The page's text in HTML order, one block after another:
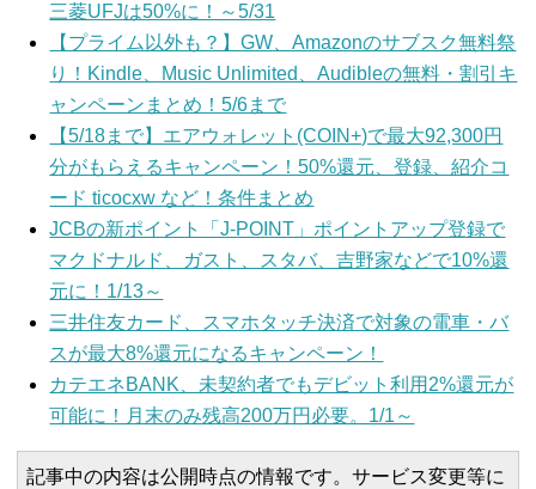
三菱UFJは50%に！～5/31
【プライム以外も？】GW、Amazonのサブスク無料祭
り！Kindle、Music Unlimited、Audibleの無料・割引キ
ャンペーンまとめ！5/6まで
【5/18まで】エアウォレット(COIN+)で最大92,300円
分がもらえるキャンペーン！50%還元、登録、紹介コ
ード ticocxw など！条件まとめ
JCBの新ポイント「J-POINT」ポイントアップ登録で
マクドナルド、ガスト、スタバ、吉野家などで10%還
元に！1/13～
三井住友カード、スマホタッチ決済で対象の電車・バ
スが最大8%還元になるキャンペーン！
カテエネBANK、未契約者でもデビット利用2%還元が
可能に！月末のみ残高200万円必要。1/1～
記事中の内容は公開時点の情報です。サービス変更等に